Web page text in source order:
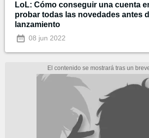
LoL: Cómo conseguir una cuenta
probar todas las novedades antes
lanzamiento
08 jun 2022